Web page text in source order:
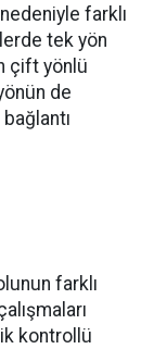
farklı
tek yön
çift yönlü
de
farklı
kontrollü